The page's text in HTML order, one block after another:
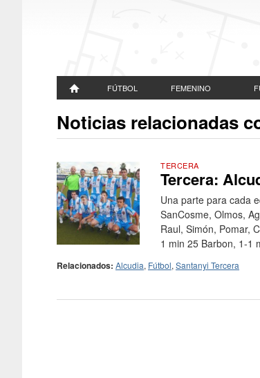
FÚTBOL FEMENINO
Noticias relacionadas
TERCERA
Tercera:
Una parte para cada
SanCosme, Olmos,
Raul, Simón, Pomar,
1 min 25 Barbon, 1-1
Relacionados: Alcudia, Fútbol, Santanyi Tercera